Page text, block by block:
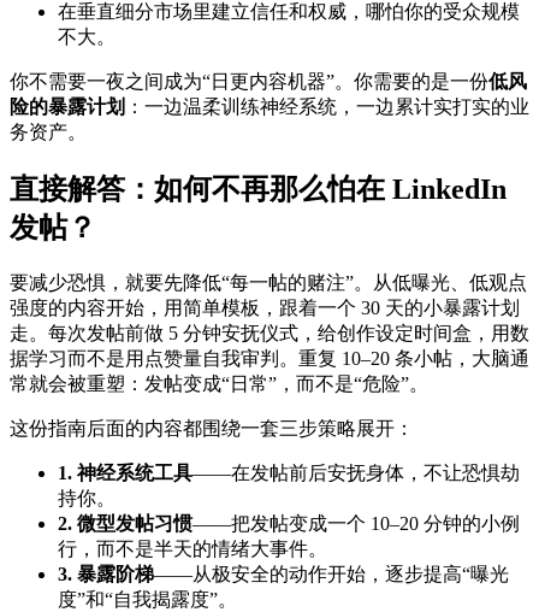
在垂直细分市场里建立信任和权威，哪怕你的受众规模
不大。
你不需要一夜之间成为“日更内容机器”。你需要的是一份低风
险的暴露计划 ：一边温柔训练神经系统，一边累计实打实的业
务资产。
直接解答：如何不再那么怕在 LinkedIn
发帖？
要减少恐惧，就要先降低“每一帖的赌注”。从低曝光、低观点
强度的内容开始，用简单模板，跟着一个 30 天的小暴露计划
走。每次发帖前做 5 分钟安抚仪式，给创作设定时间盒，用数
据学习而不是用点赞量自我审判。重复 10–20 条小帖，大脑通
常就会被重塑：发帖变成“日常”，而不是“危险”。
这份指南后面的内容都围绕一套三步策略展开：
1. 神经系统工具——在发帖前后安抚身体，不让恐惧劫
持你。
2. 微型发帖习惯——把发帖变成一个 10–20 分钟的小例
行，而不是半天的情绪大事件。
3. 暴露阶梯——从极安全的动作开始，逐步提高“曝光
度”和“自我揭露度”。